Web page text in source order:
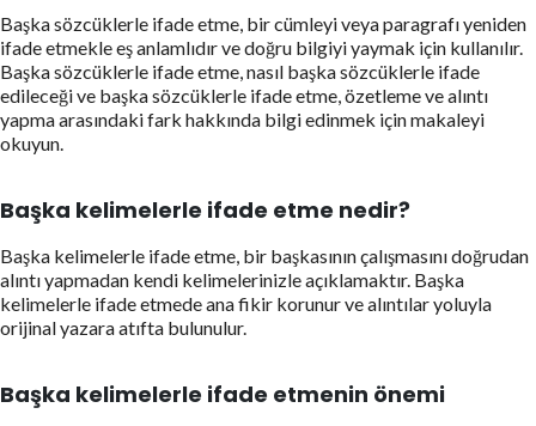
Başka sözcüklerle ifade etme, bir cümleyi veya paragrafı yeniden
ifade etmekle eş anlamlıdır ve doğru bilgiyi yaymak için kullanılır.
Başka sözcüklerle ifade etme, nasıl başka sözcüklerle ifade
edileceği ve başka sözcüklerle ifade etme, özetleme ve alıntı
yapma arasındaki fark hakkında bilgi edinmek için makaleyi
okuyun.
Başka kelimelerle ifade etme nedir?
Başka kelimelerle ifade etme, bir başkasının çalışmasını doğrudan
alıntı yapmadan kendi kelimelerinizle açıklamaktır. Başka
kelimelerle ifade etmede ana fikir korunur ve alıntılar yoluyla
orijinal yazara atıfta bulunulur.
Başka kelimelerle ifade etmenin önemi